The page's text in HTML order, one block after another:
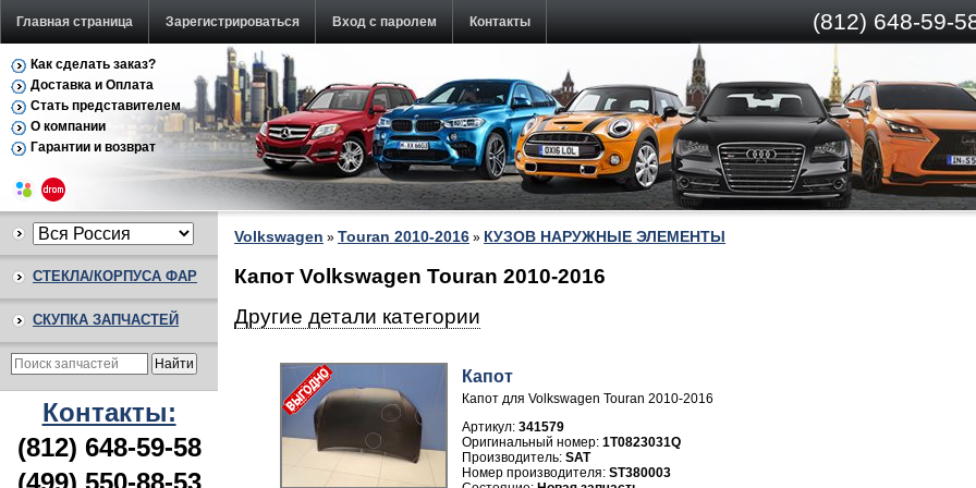
Главная страница Зарегистрироваться Вход с паролем Контакты (812) 648-59-
Как сделать заказ?
Доставка и Оплата
Стать представителем
О компании
Гарантии и возврат
СТЕКЛА/КОРПУСА ФАР
СКУПКА ЗАПЧАСТЕЙ
Контакты:
(812) 648-59-58
(499) 550-88-53
Volkswagen » Touran 2010-2016 » КУЗОВ НАРУЖНЫЕ ЭЛЕМЕНТЫ
Капот Volkswagen Touran 2010-2016
Другие детали категории
Капот
Капот для Volkswagen Touran 2010-2016
Артикул: 341579
1T0823031Q
Производитель: SAT
Номер производителя: ST380003